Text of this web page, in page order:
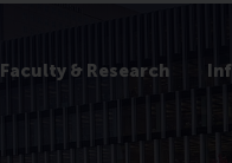
Faculty & Research